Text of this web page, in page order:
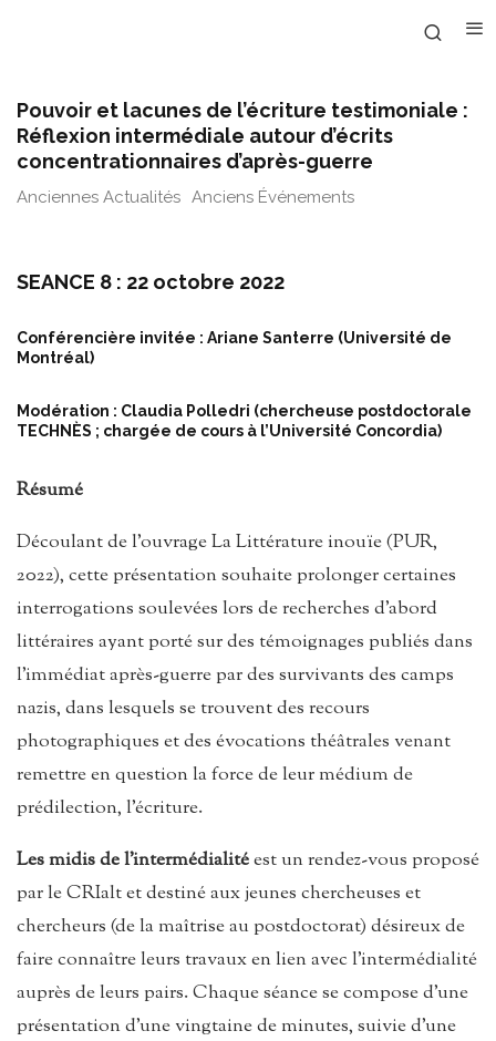
Pouvoir et lacunes de l’écriture testimoniale :
Réflexion intermédiale autour d’écrits
concentrationnaires d’après-guerre
Anciennes Actualités Anciens Événements
SEANCE 8 : 22 octobre 2022
Conférencière invitée : Ariane Santerre (Université de
Montréal)
Modération : Claudia Polledri (chercheuse postdoctorale
TECHNÈS ; chargée de cours à l’Université Concordia)
Résumé
Découlant de l’ouvrage La Littérature inouïe (PUR,
2022), cette présentation souhaite prolonger certaines
interrogations soulevées lors de recherches d’abord
littéraires ayant porté sur des témoignages publiés dans
l’immédiat après-guerre par des survivants des camps
nazis, dans lesquels se trouvent des recours
photographiques et des évocations théâtrales venant
remettre en question la force de leur médium de
prédilection, l’écriture.
Les midis de l’intermédialitéest un rendez-vous proposé
par le CRIalt et destiné aux jeunes chercheuses et
chercheurs (de la maîtrise au postdoctorat) désireux de
faire connaître leurs travaux en lien avec l’intermédialité
auprès de leurs pairs. Chaque séance se compose d’une
présentation d’une vingtaine de minutes, suivie d’une